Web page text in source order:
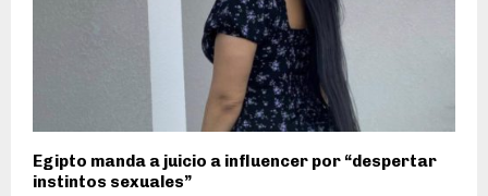
Egipto manda a juicio a influencer por “despertar
instintos sexuales”